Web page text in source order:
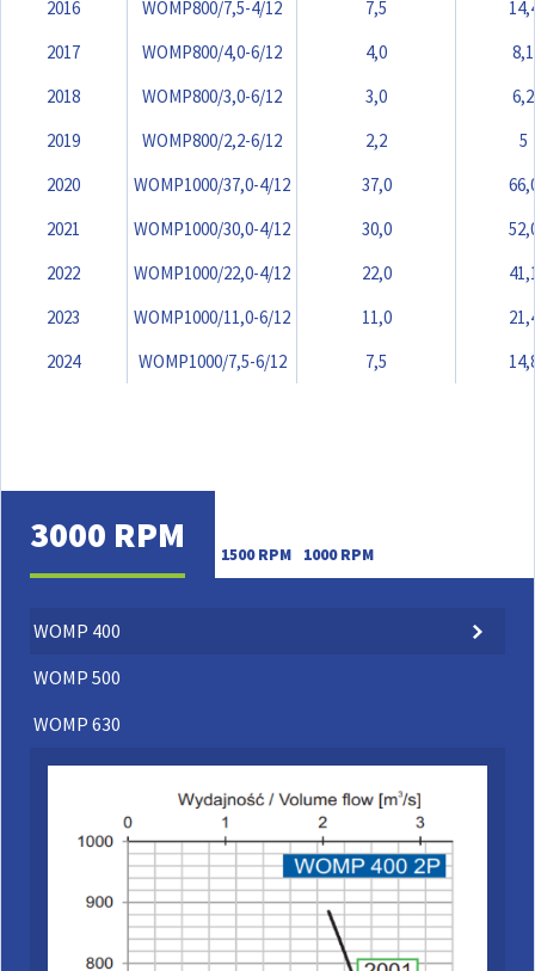
2016 WOMP800/7,5-4/12 7,5
2017
WOMP800/4,0-6/12 4,0
8,1
2018
WOMP800/3,0-6/12 3,0
6,2
2019
WOMP800/2,2-6/12 2,2
5
2020
WOMP1000/37,0-4/12 37,0
2021
WOMP1000/30,0-4/12 30,0
2022
WOMP1000/22,0-4/12 22,0
2023
WOMP1000/11,0-6/12 11,0
2024
WOMP1000/7,5-6/12 7,5
3000 RPM 1500 RPM 1000 RPM
WOMP 400
WOMP 500
WOMP 630